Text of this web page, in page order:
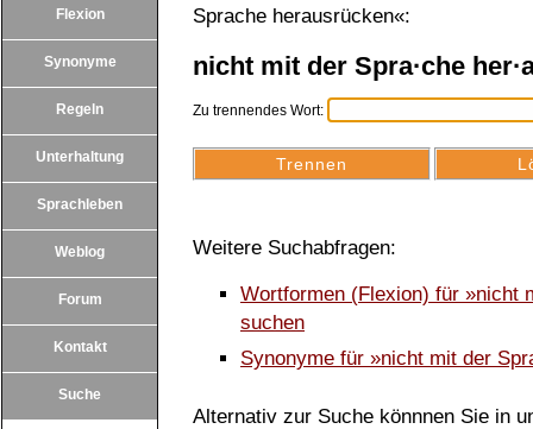
Flexion
Synonyme
Regeln
Unterhaltung
Sprachleben
Weblog
Forum
Kontakt
Suche
Sprache herausrücken«:
nicht mit der Spra·che
Zu trennendes Wort:
Weitere Suchabfragen:
Wortformen (Flexion) für »nicht
suchen
Synonyme für »nicht mit der
Alternativ zur Suche könnnen Sie in